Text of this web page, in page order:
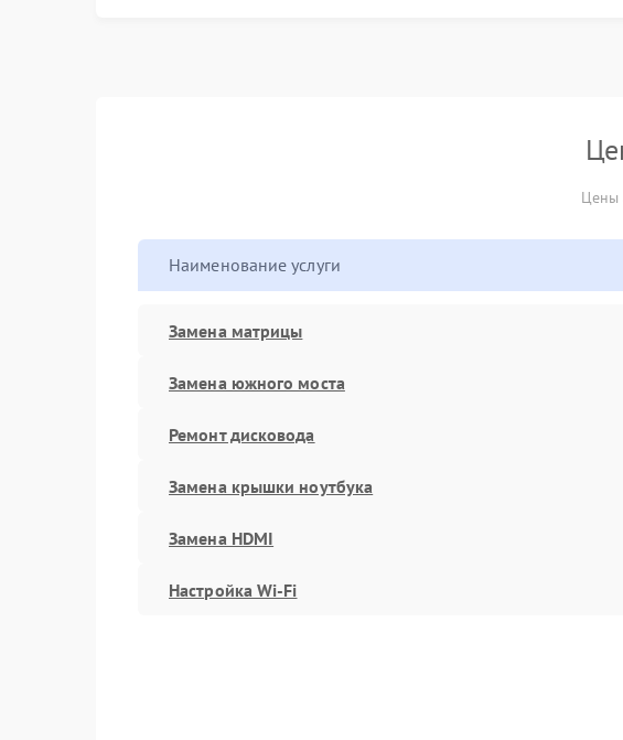
Цены
Наименование услуги
Замена матрицы
Замена южного моста
Ремонт дисковода
Замена крышки ноутбука
Замена HDMI
Настройка Wi-Fi